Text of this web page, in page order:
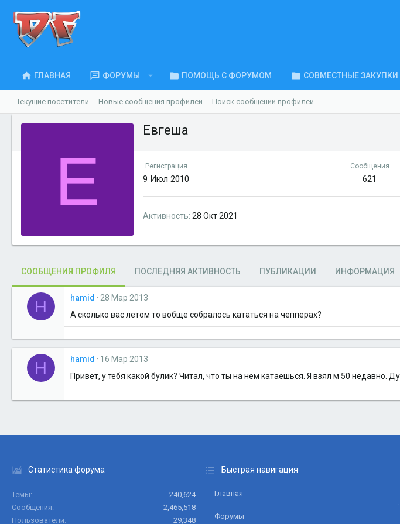
ГЛАВНАЯ ФОРУМЫ ПОМОЩЬ С ФОРУМОМ СОВМЕСТНЫЕ ЗАКУПКИ
Текущие посетители Новые сообщения профилей Поиск сообщений профилей
Е
Евгеша
Регистрация
9 Июл 2010
Сообщения
621
Активность 28 Окт 2021
СООБЩЕНИЯ ПРОФИЛЯ ПОСЛЕДНЯЯ АКТИВНОСТЬ ПУБЛИКАЦИИ ИНФОРМАЦИЯ
H hamid
28 Мар 2013
А сколько вас летом то вобще собралось кататься на чепперах?
H hamid
16 Мар 2013
Привет, у тебя какой булик? Читал, что ты на нем катаешься. Я взял м 50 недавно.
Статистика форума
Темы
240,624
Сообщения
2,465,518
Пользователи
29,348
Быстрая навигация
Главная
Форумы